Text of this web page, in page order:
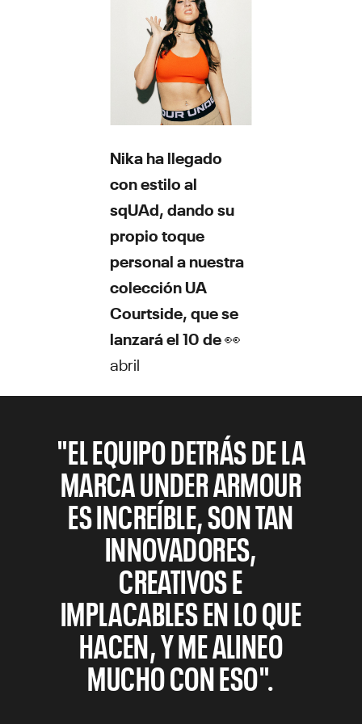
Nika ha llegado
con estilo al
sqUAd, dando su
propio toque
personal a nuestra
colección UA
Courtside, que se
lanzará el 10 de👀
abril
"EL EQUIPO DETRÁS DE LA
MARCA UNDER ARMOUR
ES INCREÍBLE, SON TAN
INNOVADORES,
CREATIVOS E
IMPLACABLES EN LO QUE
HACEN, Y ME ALINEO
MUCHO CON ESO".